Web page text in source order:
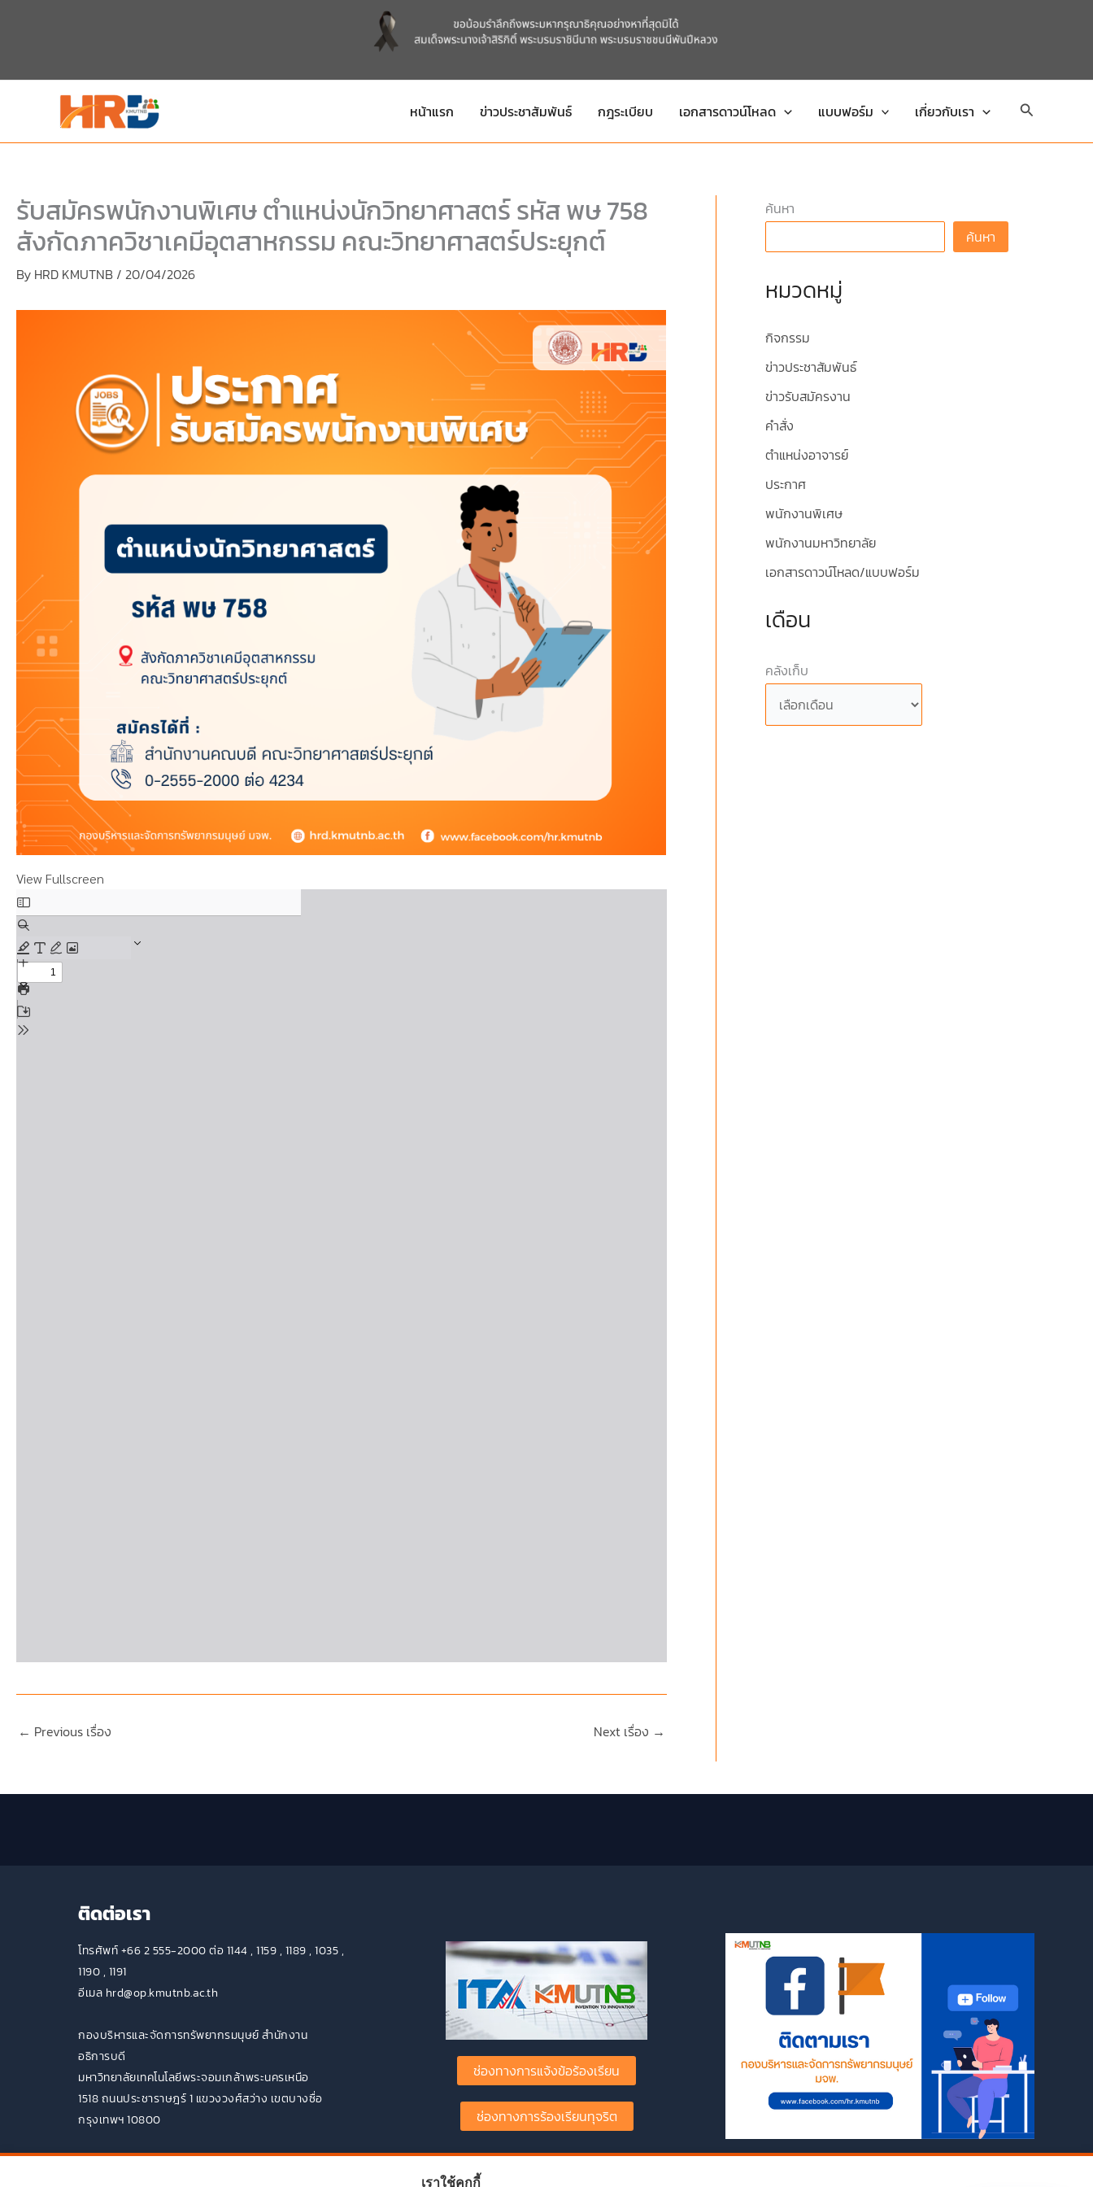
หน้าแรก ข่าวประชาสัมพันธ์ กฎระเบียบ เอกสารดาวน์โหลด แบบฟอร์ม เกี่ยวกับเรา Search
รับสมัครพนักงานพิเศษ ตำแหน่งนักวิทยาศาสตร์ รหัส พษ 758
สังกัดภาควิชาเคมีอุตสาหกรรม คณะวิทยาศาสตร์ประยุกต์
By HRD KMUTNB / 20/04/2026
View Fullscreen
← Previous เรื่อง Next เรื่อง →
ค้นหา
ค้นหา
หมวดหมู่
กิจกรรม
ข่าวประชาสัมพันธ์
ข่าวรับสมัครงาน
คำสั่ง
ตำแหน่งอาจารย์
ประกาศ
พนักงานพิเศษ
พนักงานมหาวิทยาลัย
เอกสารดาวน์โหลด/แบบฟอร์ม
เดือน
คลังเก็บ
เราใช้คุกกี้
ติดต่อเรา
โทรศัพท์ +66 2 555-2000 ต่อ 1144 , 1159 , 1189 , 1035 ,
1190 , 1191
อีเมล hrd@op.kmutnb.ac.th
กองบริหารและจัดการทรัพยากรมนุษย์ สำนักงาน
อธิการบดี
มหาวิทยาลัยเทคโนโลยีพระจอมเกล้าพระนครเหนือ
1518 ถนนประชาราษฎร์ 1 แขวงวงศ์สว่าง เขตบางซื่อ
กรุงเทพฯ 10800
ช่องทางการแจ้งข้อร้องเรียน
ช่องทางการร้องเรียนทุจริต